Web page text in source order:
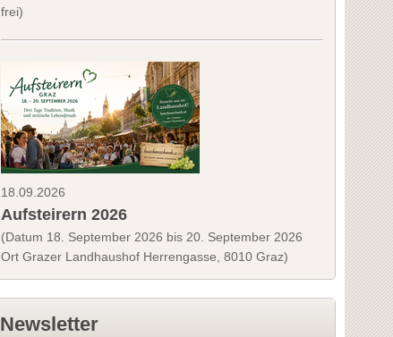
frei)
18.09.2026
Aufsteirern 2026
(Datum 18. September 2026 bis 20. September 2026
Ort Grazer Landhaushof Herrengasse, 8010 Graz)
Newsletter